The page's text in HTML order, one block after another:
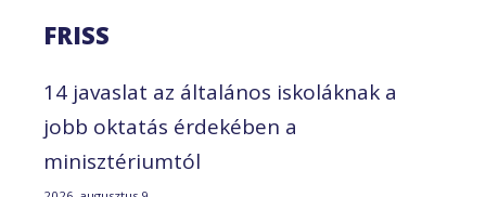
FRISS
14 javaslat az általános iskoláknak a
jobb oktatás érdekében a
minisztériumtól